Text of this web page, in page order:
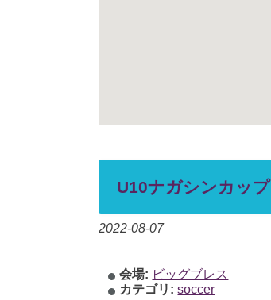
U10ナガシンカップ
2022-08-07
会場: ビッグブレス
カテゴリ: soccer